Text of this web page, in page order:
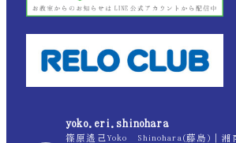
yoko.eri.shinohara
篠原遙己Yoko Shinohara(藤島)｜湘